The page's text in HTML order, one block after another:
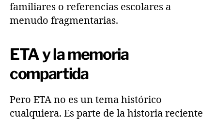
familiares o referencias escolares a
menudo fragmentarias.
ETA y la memoria
compartida
Pero ETA no es un tema histórico
cualquiera. Es parte de la historia reciente